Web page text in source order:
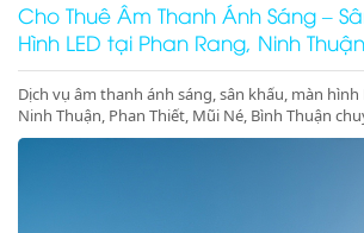
Cho Thuê Âm Thanh Ánh Sáng –
Hình LED tại Phan Rang, Ninh
Mũi Né, Bình Thuận
Dịch vụ âm thanh ánh sáng, sân khấu, màn hình
Ninh Thuận, Phan Thiết, Mũi Né, Bình Thuận
trọn gói sự kiện, gala dinner, pool party, giá tốt